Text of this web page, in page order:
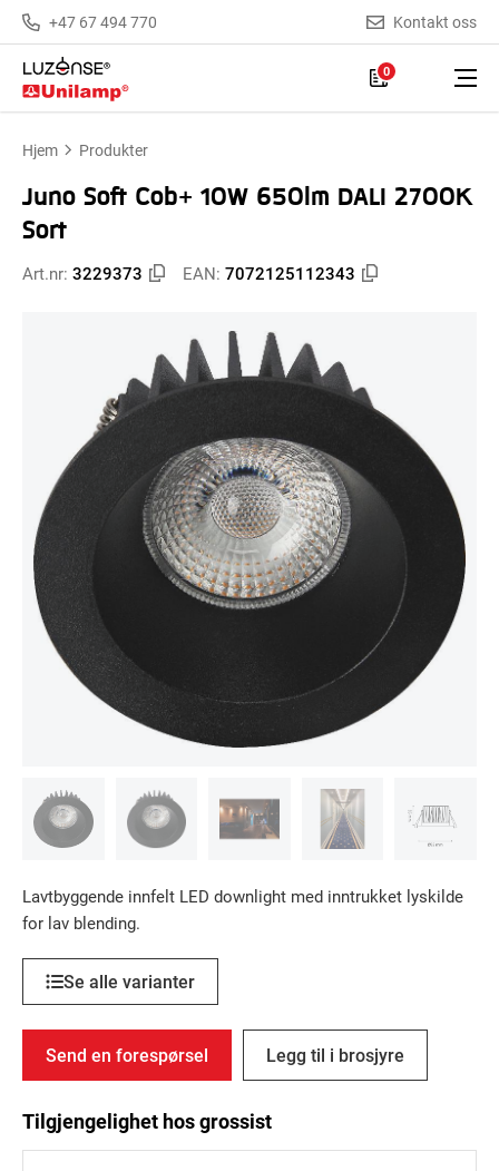
+47 67 494 770 Kontakt oss
0
Hjem Produkter
Juno Soft Cob+ 10W 650lm DALI 2700K
Sort
Art.nr: 3229373 EAN: 7072125112343
Lavtbyggende innfelt LED downlight med inntrukket lyskilde
for lav blending.
Se alle varianter
Send en forespørsel Legg til i brosjyre
Tilgjengelighet hos grossist